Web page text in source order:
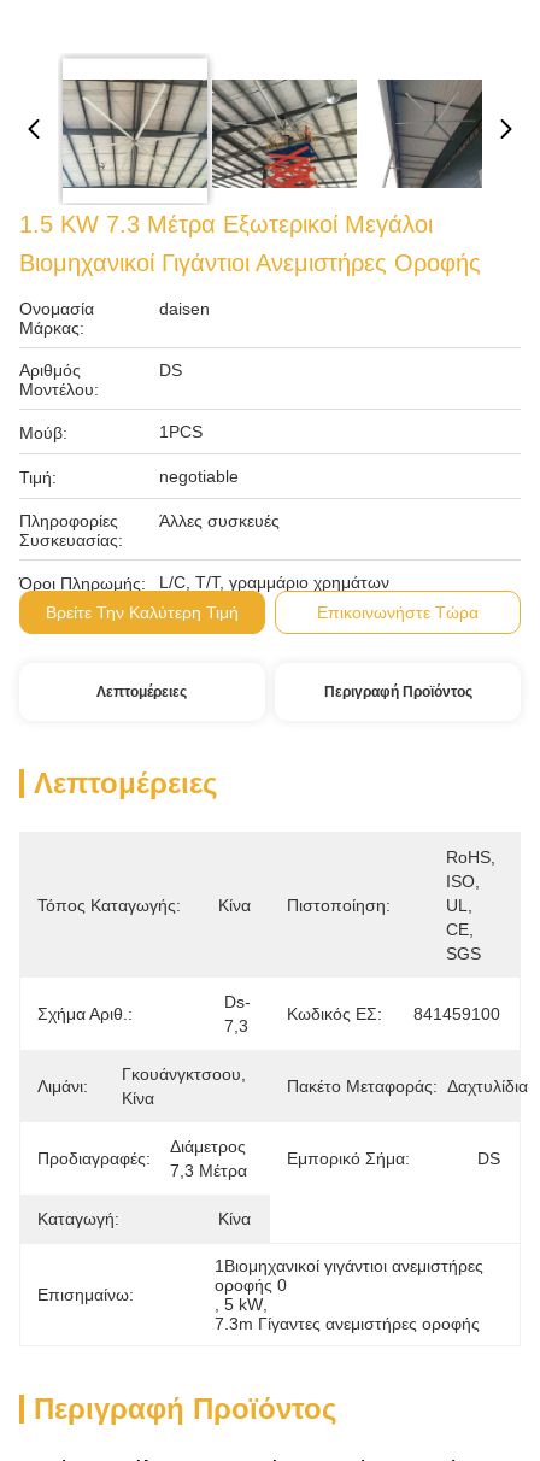
1.5 KW 7.3 Μέτρα Εξωτερικοί Μεγάλοι
Βιομηχανικοί Γιγάντιοι Ανεμιστήρες Οροφής
Ονομασία
Μάρκας:
daisen
Αριθμός
Μοντέλου:
DS
Μούβ: 1PCS
Τιμή: negotiable
Πληροφορίες
Συσκευασίας:
Άλλες συσκευές
Όροι Πληρωμής:
L/C, T/T, γραμμάριο χρημάτων
Βρείτε Την Καλύτερη Τιμή
Επικοινωνήστε Τώρα
Λεπτομέρειες Περιγραφή Προϊόντος
Λεπτομέρειες
Τόπος Καταγωγής: Κίνα Πιστοποίηση:
RoHS,
ISO,
UL,
CE,
SGS
Σχήμα Αριθ.:
Ds-
7,3
Κωδικός ΕΣ: 841459100
Λιμάνι:
Γκουάνγκτσοου,
Κίνα
Πακέτο Μεταφοράς: Δαχτυλίδια
Προδιαγραφές:
Διάμετρος
7,3 Μέτρα
Εμπορικό Σήμα: DS
Καταγωγή: Κίνα
Επισημαίνω:
1Βιομηχανικοί γιγάντιοι ανεμιστήρες
οροφής 0
, 5 kW
7.3m Γίγαντες ανεμιστήρες οροφής
Περιγραφή Προϊόντος